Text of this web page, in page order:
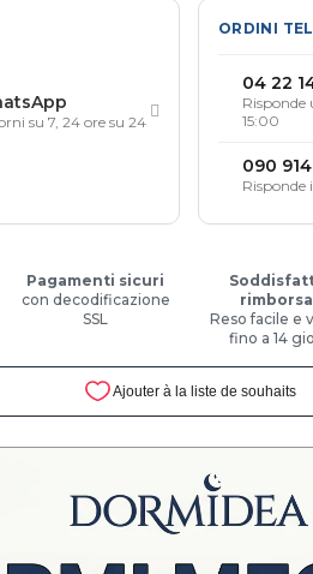
su 7, 24 ore su 24
ORDINI
04 22
Risponde
15:00
090
Risponde
Pagamenti sicuri
con decodificazione
SSL
Reso facile e
fino a 14